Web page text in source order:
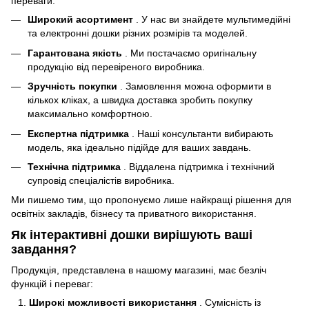
Широкий асортимент . У нас ви знайдете мультимедійні
та електронні дошки різних розмірів та моделей.
Гарантована якість . Ми постачаємо оригінальну
продукцію від перевіреного виробника.
Зручність покупки . Замовлення можна оформити в
кількох кліках, а швидка доставка зробить покупку
максимально комфортною.
Експертна підтримка . Наші консультанти вибирають
модель, яка ідеально підійде для ваших завдань.
Технічна підтримка . Віддалена підтримка і технічний
супровід спеціалістів виробника.
Ми пишемо тим, що пропонуємо лише найкращі рішення для
освітніх закладів, бізнесу та приватного використання.
Як інтерактивні дошки вирішують ваші
завдання?
Продукція, представлена ​​в нашому магазині, має безліч
функцій і переваг:
Широкі можливості використання . Сумісність із